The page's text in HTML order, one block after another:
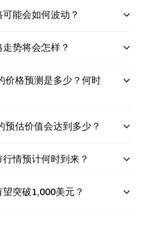
能会如何波动？
势将会怎样？
价格预测是多少？何时
估价值会达到多少？
情预计何时到来？
突破1,000美元？